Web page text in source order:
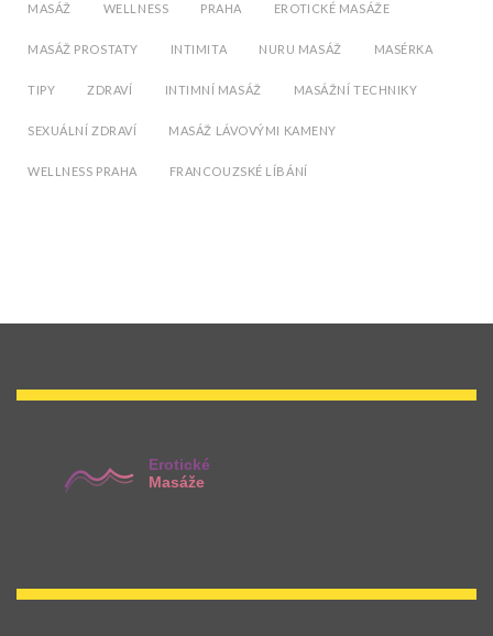
MASÁŽ WELLNESS PRAHA EROTICKÉ MASÁŽE
MASÁŽ PROSTATY INTIMITA NURU MASÁŽ MASÉRKA
TIPY ZDRAVÍ INTIMNÍ MASÁŽ MASÁŽNÍ TECHNIKY
SEXUÁLNÍ ZDRAVÍ MASÁŽ LÁVOVÝMI KAMENY
WELLNESS PRAHA FRANCOUZSKÉ LÍBÁNÍ